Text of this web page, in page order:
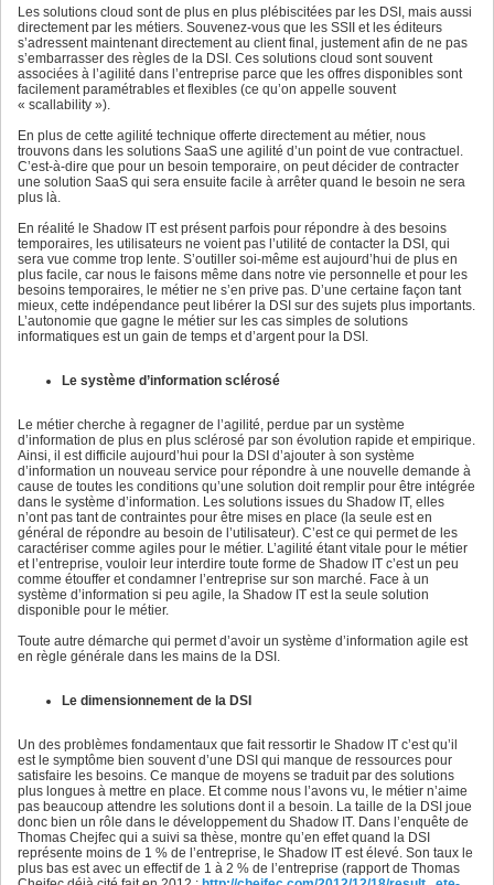
Les solutions cloud sont de plus en plus plébiscitées par les DSI, mais aussi
directement par les métiers. Souvenez-vous que les SSII et les éditeurs
s’adressent maintenant directement au client final, justement afin de ne pas
s’embarrasser des règles de la DSI. Ces solutions cloud sont souvent
associées à l’agilité dans l’entreprise parce que les offres disponibles sont
facilement paramétrables et flexibles (ce qu’on appelle souvent
« scallability »).
En plus de cette agilité technique offerte directement au métier, nous
trouvons dans les solutions SaaS une agilité d’un point de vue contractuel.
C’est-à-dire que pour un besoin temporaire, on peut décider de contracter
une solution SaaS qui sera ensuite facile à arrêter quand le besoin ne sera
plus là.
En réalité le Shadow IT est présent parfois pour répondre à des besoins
temporaires, les utilisateurs ne voient pas l’utilité de contacter la DSI, qui
sera vue comme trop lente. S’outiller soi-même est aujourd’hui de plus en
plus facile, car nous le faisons même dans notre vie personnelle et pour les
besoins temporaires, le métier ne s’en prive pas. D’une certaine façon tant
mieux, cette indépendance peut libérer la DSI sur des sujets plus importants.
L’autonomie que gagne le métier sur les cas simples de solutions
informatiques est un gain de temps et d’argent pour la DSI.
Le système d’information sclérosé
Le métier cherche à regagner de l’agilité, perdue par un système
d’information de plus en plus sclérosé par son évolution rapide et empirique.
Ainsi, il est difficile aujourd’hui pour la DSI d’ajouter à son système
d’information un nouveau service pour répondre à une nouvelle demande à
cause de toutes les conditions qu’une solution doit remplir pour être intégrée
dans le système d’information. Les solutions issues du Shadow IT, elles
n’ont pas tant de contraintes pour être mises en place (la seule est en
général de répondre au besoin de l’utilisateur). C’est ce qui permet de les
caractériser comme agiles pour le métier. L’agilité étant vitale pour le métier
et l’entreprise, vouloir leur interdire toute forme de Shadow IT c’est un peu
comme étouffer et condamner l’entreprise sur son marché. Face à un
système d’information si peu agile, la Shadow IT est la seule solution
disponible pour le métier.
Toute autre démarche qui permet d’avoir un système d’information agile est
en règle générale dans les mains de la DSI.
Le dimensionnement de la DSI
Un des problèmes fondamentaux que fait ressortir le Shadow IT c’est qu’il
est le symptôme bien souvent d’une DSI qui manque de ressources pour
satisfaire les besoins. Ce manque de moyens se traduit par des solutions
plus longues à mettre en place. Et comme nous l’avons vu, le métier n’aime
pas beaucoup attendre les solutions dont il a besoin. La taille de la DSI joue
donc bien un rôle dans le développement du Shadow IT. Dans l’enquête de
Thomas Chejfec qui a suivi sa thèse, montre qu’en effet quand la DSI
représente moins de 1 % de l’entreprise, le Shadow IT est élevé. Son taux le
plus bas est avec un effectif de 1 à 2 % de l’entreprise (rapport de Thomas